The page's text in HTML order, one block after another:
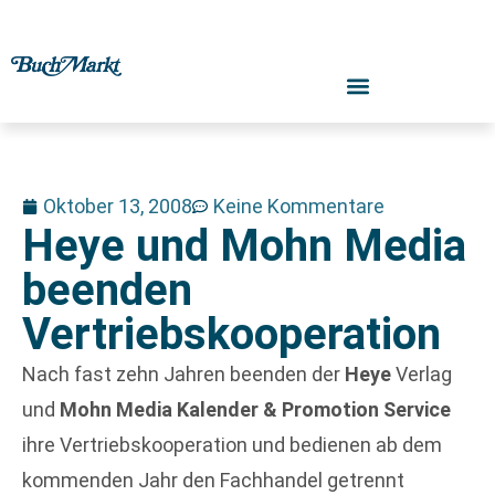
Oktober 13, 2008 Keine Kommentare
Heye und Mohn Media
beenden
Vertriebskooperation
Nach fast zehn Jahren beenden der HeyeVerlag
und Mohn Media Kalender & Promotion Service
ihre Vertriebskooperation und bedienen ab dem
kommenden Jahr den Fachhandel getrennt